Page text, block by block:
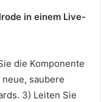
in einem Live-
die Komponente
saubere
3) Leiten Sie